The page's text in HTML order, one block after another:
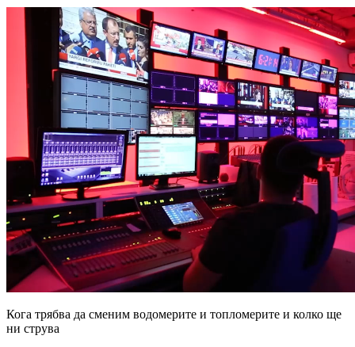
Кога трябва да сменим водомерите и топломерите и колко ще
ни струва